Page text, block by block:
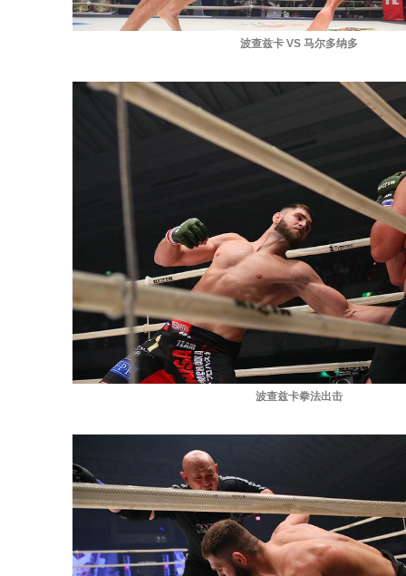
波查兹卡 VS 马尔多纳多
波查兹卡拳法出击